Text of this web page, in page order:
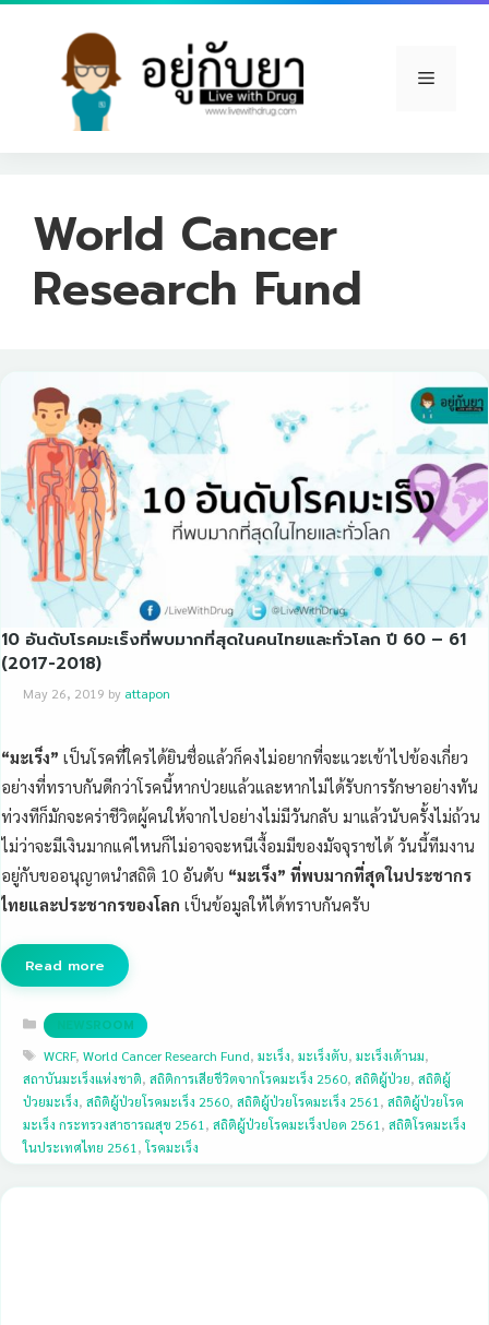
Menu
World Cancer
Research Fund
10 อันดับโรคมะเร็งที่พบมากที่สุดในคนไทยและทั่วโลก ปี 60 – 61
(2017-2018)
May 26, 2019 by attapon
“มะเร็ง” เป็นโรคที่ใครได้ยินชื่อแล้วก็คงไม่อยากที่จะแวะเข้าไปข้องเกี่ยว
อย่างที่ทราบกันดีกว่าโรคนี้หากป่วยแล้วและหากไม่ได้รับการรักษาอย่างทัน
ท่วงทีก็มักจะคร่าชีวิตผู้คนให้จากไปอย่างไม่มีวันกลับ มาแล้วนับครั้งไม่ถ้วน
ไม่ว่าจะมีเงินมากแค่ไหนก็ไม่อาจจะหนีเงื้อมมีของมัจจุราชได้ วันนี้ทีมงาน
อยู่กับขออนุญาตนำสถิติ 10 อันดับ “มะเร็ง” ที่พบมากที่สุดในประชากร
ไทยและประชากรของโลก เป็นข้อมูลให้ได้ทราบกันครับ
Read more
Categories
NEWSROOM
Tags
WCRF,World Cancer Research Fund,มะเร็ง,มะเร็งตับ,มะเร็งเต้านม,
สถาบันมะเร็งแห่งชาติ, สถิติการเสียชีวิตจากโรคมะเร็ง 2560, สถิติผู้ป่วย, สถิติผู้
ป่วยมะเร็ง, สถิติผู้ป่วยโรคมะเร็ง 2560, สถิติผู้ป่วยโรคมะเร็ง 2561 , สถิติผู้ป่วยโรค
มะเร็ง กระทรวงสาธารณสุข 2561 , สถิติผู้ป่วยโรคมะเร็งปอด 2561 , สถิติโรคมะเร็ง
ในประเทศไทย 2561 , โรคมะเร็ง